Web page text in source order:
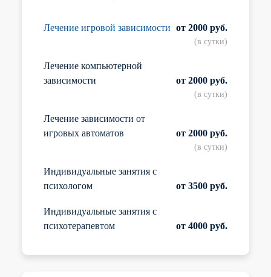
Лечение игровой зависимости от 2000 руб.
(в сутки)
Лечение компьютерной
зависимости
от 2000 руб.
(в сутки)
Лечение зависимости от
игровых автоматов
от 2000 руб.
(в сутки)
Индивидуальные занятия с
психологом
от 3500 руб.
Индивидуальные занятия с
психотерапевтом
от 4000 руб.